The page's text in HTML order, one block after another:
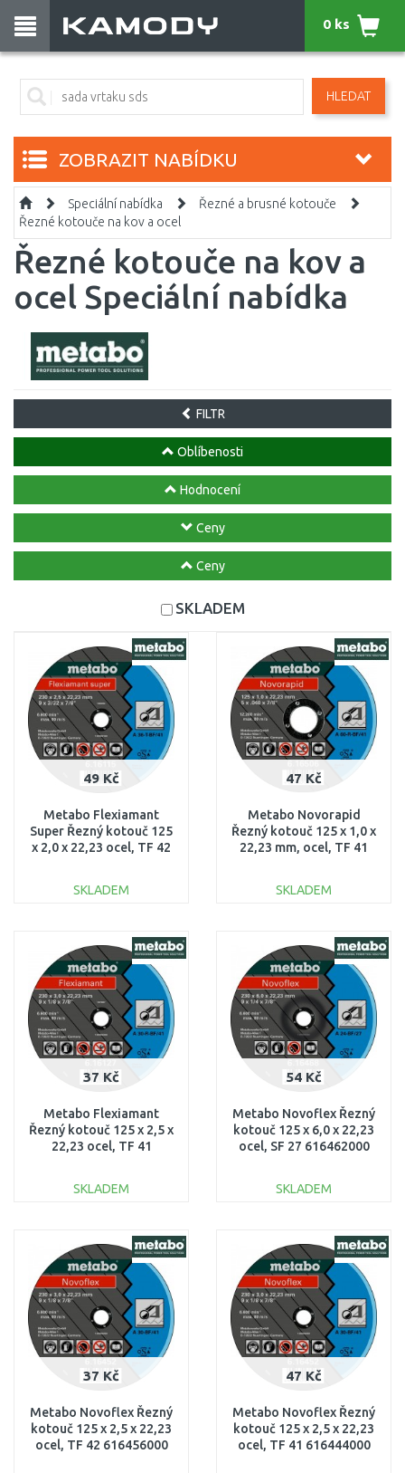
HLEDAT
0 ks
ZOBRAZIT NABÍDKU
Speciální nabídka
Řezné a brusné kotouče
Řezné kotouče na kov a ocel
Řezné kotouče na kov a
ocel Speciální nabídka
FILTR
Oblíbenosti
Hodnocení
Ceny
Ceny
SKLADEM
49 Kč
Metabo Flexiamant
Super Řezný kotouč 125
x 2,0 x 22,23 ocel, TF 42
SKLADEM
Porovnat
47 Kč
Metabo Novorapid
Řezný kotouč 125 x 1,0 x
22,23 mm, ocel, TF 41
SKLADEM
Porovnat
37 Kč
Metabo Flexiamant
Řezný kotouč 125 x 2,5 x
22,23 ocel, TF 41
SKLADEM
Porovnat
54 Kč
Metabo Novoflex Řezný
kotouč 125 x 6,0 x 22,23
ocel, SF 27 616462000
SKLADEM
Porovnat
37 Kč
Metabo Novoflex Řezný
kotouč 125 x 2,5 x 22,23
ocel, TF 42 616456000
47 Kč
Metabo Novoflex Řezný
kotouč 125 x 2,5 x 22,23
ocel, TF 41 616444000